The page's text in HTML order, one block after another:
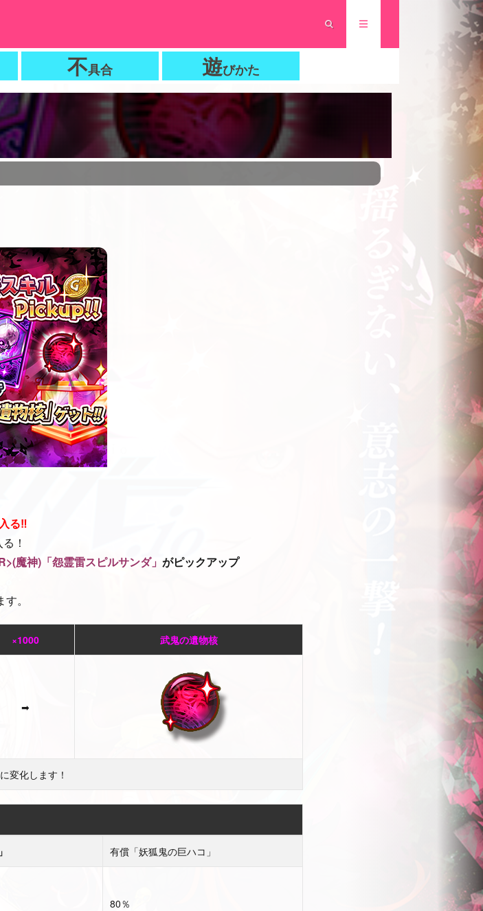
不具合 遊びかた
る‼
！
魔神)「怨霊雷スピルサンダ」 がピックアップ
。
×1000 武鬼の遺物核
➡
に変化します！
有償「妖狐鬼の巨ハコ」
80％